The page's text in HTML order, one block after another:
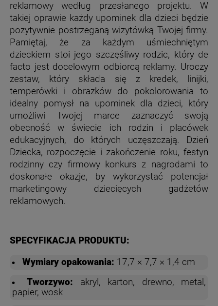
reklamowy według przesłanego projektu. W
takiej oprawie każdy upominek dla dzieci będzie
pozytywnie postrzeganą wizytówką Twojej firmy.
Pamiętaj, że za każdym uśmiechniętym
dzieckiem stoi jego szczęśliwy rodzic, który de
facto jest docelowym odbiorcą reklamy. Uroczy
zestaw, który składa się z kredek, linijki,
temperówki i obrazków do pokolorowania to
idealny pomysł na upominek dla dzieci, który
umożliwi Twojej marce zaznaczyć swoją
obecność w świecie ich rodzin i placówek
edukacyjnych, do których uczęszczają. Dzień
Dziecka, rozpoczęcie i zakończenie roku, festyn
rodzinny czy firmowy konkurs z nagrodami to
doskonałe okazje, by wykorzystać potencjał
marketingowy dziecięcych gadżetów
reklamowych.
SPECYFIKACJA PRODUKTU:
Wymiary opakowania: 17,7 × 7,7 × 1,4 cm
Tworzywo: akryl, karton, drewno, metal,
papier, wosk